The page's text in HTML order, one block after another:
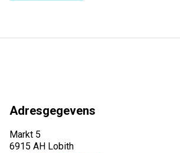
Adresgegevens
Markt 5
6915 AH Lobith